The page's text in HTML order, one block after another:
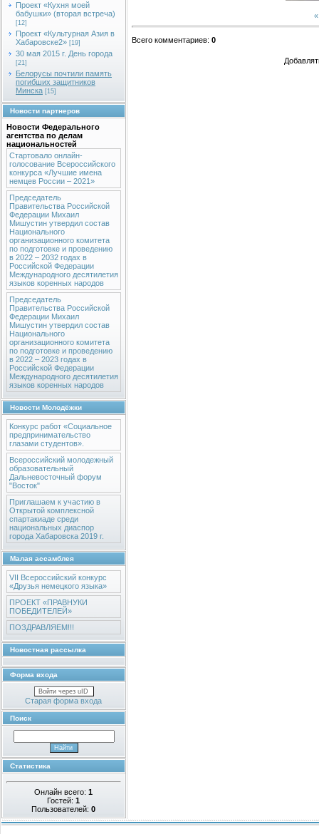
Проект «Кухня моей
бабушки» (вторая встреча)
[12]
Проект «Культурная Азия в
Хабаровске2» [19]
30 мая 2015 г. День города
[21]
Белорусы почтили память
погибших защитников
Минска [15]
Новости партнеров
Новости Федерального
агентства по делам
национальностей
Стартовало онлайн-
голосование Всероссийского
конкурса «Лучшие имена
немцев России – 2021»
Председатель
Правительства Российской
Федерации Михаил
Мишустин утвердил состав
Национального
организационного комитета
по подготовке и проведению
в 2022 – 2032 годах в
Российской Федерации
Международного десятилетия
языков коренных народов
Председатель
Правительства Российской
Федерации Михаил
Мишустин утвердил состав
Национального
организационного комитета
по подготовке и проведению
в 2022 – 2023 годах в
Российской Федерации
Международного десятилетия
языков коренных народов
Новости Молодёжки
Конкурс работ «Социальное
предпринимательство
глазами студентов».
Всероссийский молодежный
образовательный
Дальневосточный форум
"Восток"
Приглашаем к участию в
Открытой комплексной
спартакиаде среди
национальных диаспор
города Хабаровска 2019 г.
Малая ассамблея
VII Всероссийский конкурс
«Друзья немецкого языка»
ПРОЕКТ «ПРАВНУКИ
ПОБЕДИТЕЛЕЙ»
ПОЗДРАВЛЯЕМ!!!
Новостная рассылка
Форма входа
Войти через uID
Старая форма входа
Поиск
Статистика
Онлайн всего:1
Гостей:1
Пользователей:0
Всего комментариев: 0